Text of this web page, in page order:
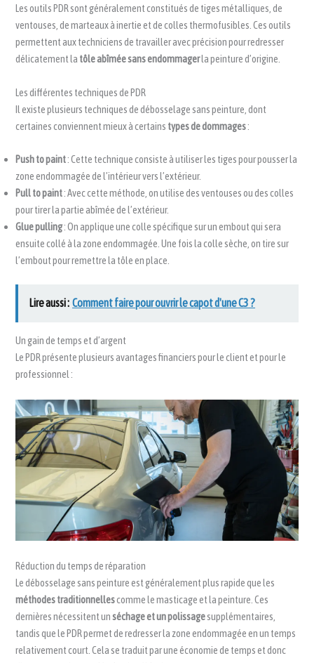
Les outils PDR sont généralement constitués de tiges métalliques, de
ventouses, de marteaux à inertie et de colles thermofusibles. Ces outils
permettent aux techniciens de travailler avec précision pour redresser
délicatement la tôle abîmée sans endommagerla peinture d’origine.
Les différentes techniques de PDR
Il existe plusieurs techniques de débosselage sans peinture, dont
certaines conviennent mieux à certains types de dommages:
Push to paint: Cette technique consiste à utiliser les tiges pour pousser la
zone endommagée de l’intérieur vers l’extérieur.
Pull to paint: Avec cette méthode, on utilise des ventouses ou des colles
pour tirer la partie abîmée de l’extérieur.
Glue pulling: On applique une colle spécifique sur un embout qui sera
ensuite collé à la zone endommagée. Une fois la colle sèche, on tire sur
l’embout pour remettre la tôle en place.
Lire aussi : Comment faire pour ouvrir le capot d'une C3 ?
Un gain de temps et d’argent
Le PDR présente plusieurs avantages financiers pour le client et pour le
professionnel :
Réduction du temps de réparation
Le débosselage sans peinture est généralement plus rapide que les
méthodes traditionnellescomme le masticage et la peinture. Ces
dernières nécessitent unséchage et un polissagesupplémentaires,
tandis que le PDR permet de redresser la zone endommagée en un temps
relativement court. Cela se traduit par une économie de temps et donc